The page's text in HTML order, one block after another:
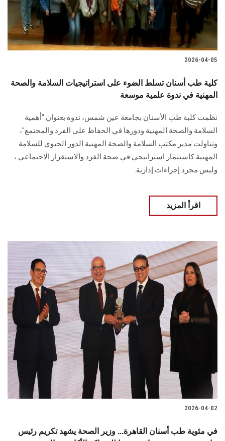
2026-04-05
كلية طب أسنان تسلط الضوء على استراتيجيات السلامة والصحة
المهنية في ندوة علمية موسعة
نظمت كلية طب الأسنان بجامعة عين شمس، ندوة بعنوان "أهمية
السلامة والصحة المهنية ودورها في الحفاظ على الفرد والمجتمع"،
وتناولت مدير مكتب السلامة والصحة المهنية الدور الحيوي للسلامة
المهنية كاستثمار استراتيجي في صحة الفرد والاستقرار الاجتماعي ،
وليس مجرد إجراءات إدارية.
اقرأ المزيد
2026-04-02
في مئوية طب أسنان القاهرة... وزير الصحة يشهد تكريم رئيس